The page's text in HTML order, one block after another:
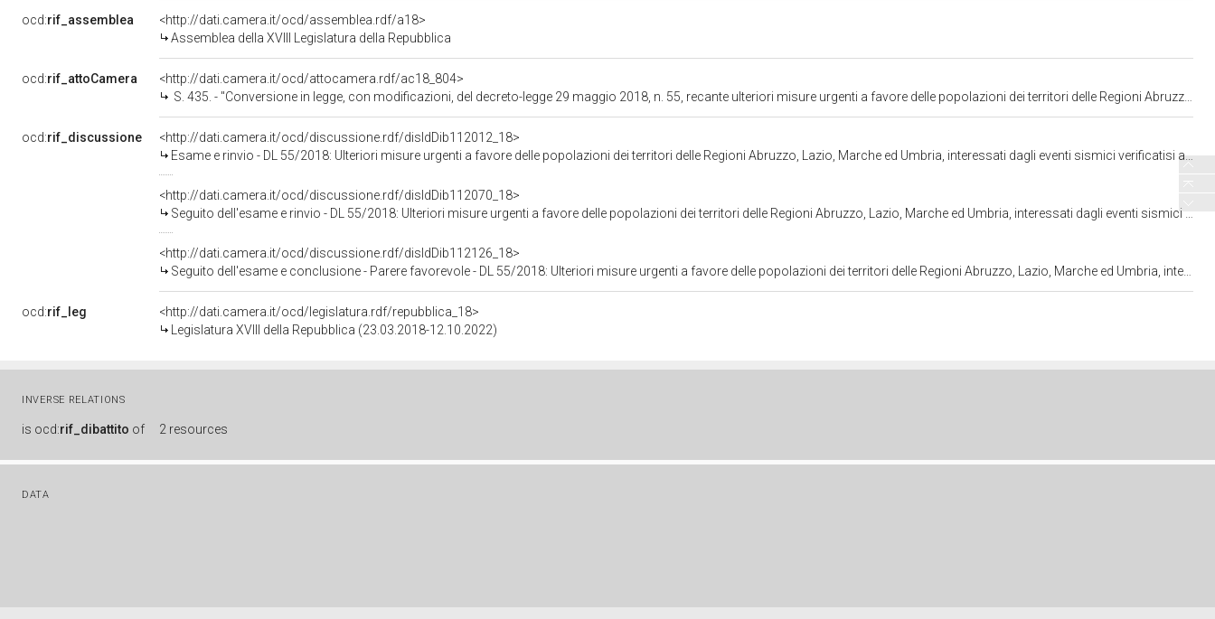
ocd:rif_assemblea
<http://dati.camera.it/ocd/assemblea.rdf/a18>
Assemblea della XVIII Legislatura della Repubblica
ocd:rif_attoCamera
<http://dati.camera.it/ocd/attocamera.rdf/ac18_804>
S. 435. - "Conversione in legge, con modificazioni, del decreto-legge 29 maggio 2018, n. 55, recante ulteriori misure urgenti a favore delle popolazioni dei territori delle Regioni Abruzzo, Lazio, Marche ed Umbria, interessati dagli eventi sismici verificatisi a far data dal 24 agosto 2016" (approvato dal Senato) (804)
ocd:rif_discussione
<http://dati.camera.it/ocd/discussione.rdf/disIdDib112012_18>
Esame e rinvio - DL 55/2018: Ulteriori misure urgenti a favore delle popolazioni dei territori delle Regioni Abruzzo, Lazio, Marche ed Umbria, interessati dagli eventi sismici verificatisi a far data dal 24 agosto 2016. C. 804
<http://dati.camera.it/ocd/discussione.rdf/disIdDib112070_18>
Seguito dell'esame e rinvio - DL 55/2018: Ulteriori misure urgenti a favore delle popolazioni dei territori delle Regioni Abruzzo, Lazio, Marche ed Umbria, interessati dagli eventi sismici verificatisi a far data dal 24 agosto 2016. C. 804
<http://dati.camera.it/ocd/discussione.rdf/disIdDib112126_18>
Seguito dell'esame e conclusione - Parere favorevole - DL 55/2018: Ulteriori misure urgenti a favore delle popolazioni dei territori delle Regioni Abruzzo, Lazio, Marche ed Umbria, interessati dagli eventi sismici verificatisi a far data dal 24 agosto 2016. C. 804
ocd:rif_leg
<http://dati.camera.it/ocd/legislatura.rdf/repubblica_18>
Legislatura XVIII della Repubblica (23.03.2018-12.10.2022)
INVERSE RELATIONS
is ocd:rif_dibattito of 2 resources
DATA